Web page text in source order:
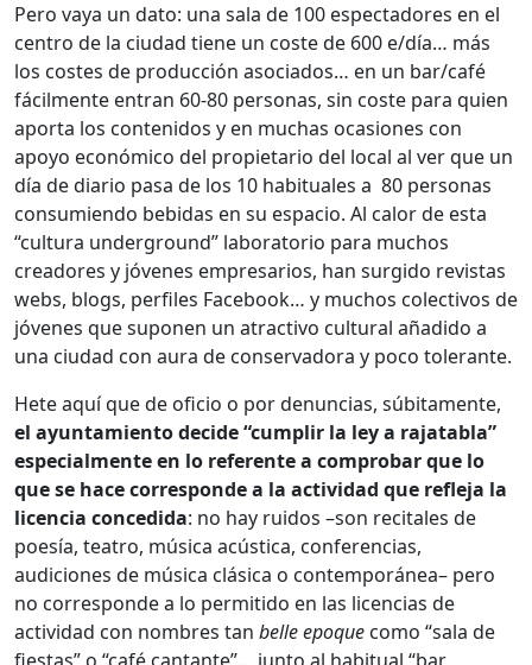
Pero vaya un dato: una sala de 100 espectadores en el
centro de la ciudad tiene un coste de 600 e/día… más
los costes de producción asociados… en un bar/café
fácilmente entran 60-80 personas, sin coste para quien
aporta los contenidos y en muchas ocasiones con
apoyo económico del propietario del local al ver que un
día de diario pasa de los 10 habituales a 80 personas
consumiendo bebidas en su espacio. Al calor de esta
“cultura underground” laboratorio para muchos
creadores y jóvenes empresarios, han surgido revistas
webs, blogs, perfiles Facebook… y muchos colectivos de
jóvenes que suponen un atractivo cultural añadido a
una ciudad con aura de conservadora y poco tolerante.
Hete aquí que de oficio o por denuncias, súbitamente,
el ayuntamiento decide “cumplir la ley a rajatabla”
especialmente en lo referente a comprobar que lo
que se hace corresponde a la actividad que refleja la
licencia concedida: no hay ruidos –son recitales de
poesía, teatro, música acústica, conferencias,
audiciones de música clásica o contemporánea– pero
no corresponde a lo permitido en las licencias de
actividad con nombres tan belle epoque como “sala de